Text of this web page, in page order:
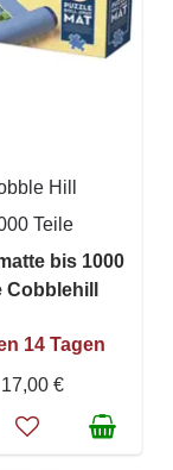
Hill
Teile
bis 1000
Cobblehill
14 Tagen
17,00 €